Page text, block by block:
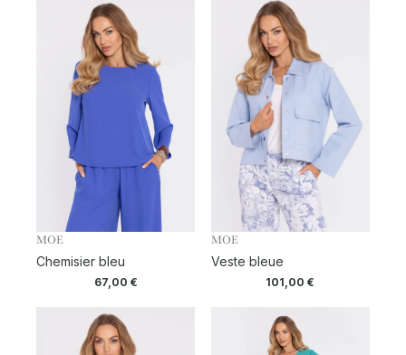
MOE
Chemisier bleu
67,00 €
MOE
Veste bleue
101,00€